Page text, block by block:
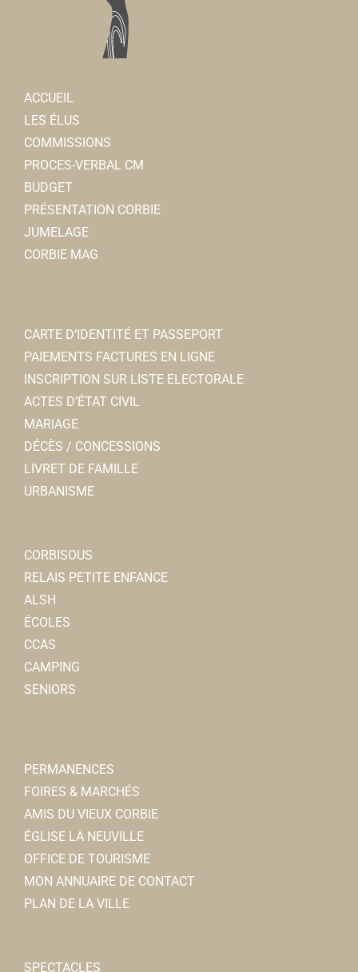
ACCUEIL
LES ÉLUS
COMMISSIONS
PROCES-VERBAL CM
BUDGET
PRÉSENTATION CORBIE
JUMELAGE
CORBIE MAG
CARTE D’IDENTITÉ ET PASSEPORT
PAIEMENTS FACTURES EN LIGNE
INSCRIPTION SUR LISTE ELECTORALE
ACTES D’ÉTAT CIVIL
MARIAGE
DÉCÈS / CONCESSIONS
LIVRET DE FAMILLE
URBANISME
CORBISOUS
RELAIS PETITE ENFANCE
ALSH
ÉCOLES
CCAS
CAMPING
SENIORS
PERMANENCES
FOIRES & MARCHÉS
AMIS DU VIEUX CORBIE
ÉGLISE LA NEUVILLE
OFFICE DE TOURISME
MON ANNUAIRE DE CONTACT
PLAN DE LA VILLE
SPECTACLES